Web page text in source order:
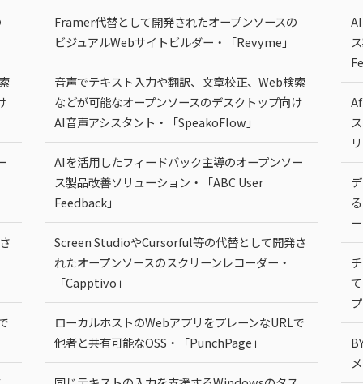
Framer代替として開発されたオープンソースの
ビジュアルWebサイトビルダー・「Revyme」
音声でテキスト入力や翻訳、文章校正、Web検索
などが可能なオープンソースのデスクトップ向け
AI音声アシスタント・「SpeakoFlow」
AIを活用したフィードバック主導のオープンソー
ス製品改善ソリューション・「ABC User
Feedback」
Screen StudioやCursorful等の代替として開発さ
れたオープンソースのスクリーンレコーダー・
「Capptivo」
ローカルホストのWebアプリをプレーンなURLで
他者と共有可能なOSS・「PunchPage」